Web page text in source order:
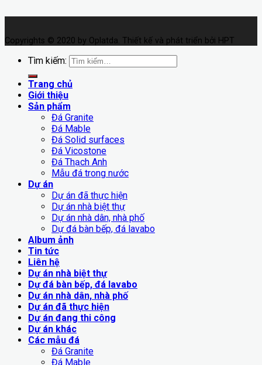
Copyrights © 2020 by Oplatda. Thiết kế và phát triển bởi HPT
Tìm kiếm:
Trang chủ
Giới thiệu
Sản phẩm
Đá Granite
Đá Mable
Đá Solid surfaces
Đá Vicostone
Đá Thạch Anh
Mẫu đá trong nước
Dự án
Dự án đã thực hiện
Dự án nhà biệt thự
Dự án nhà dân, nhà phố
Dự đá bàn bếp, đá lavabo
Album ảnh
Tin tức
Liên hệ
Dự án nhà biệt thự
Dự đá bàn bếp, đá lavabo
Dự án nhà dân, nhà phố
Dự án đã thực hiện
Dự án đang thi công
Dự án khác
Các mẫu đá
Đá Granite
Đá Mable